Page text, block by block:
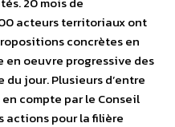
acteurs territoriaux ont
concrètes en
en oeuvre progressive des
jour. Plusieurs d’entre
compte par le Conseil
actions pour la filière